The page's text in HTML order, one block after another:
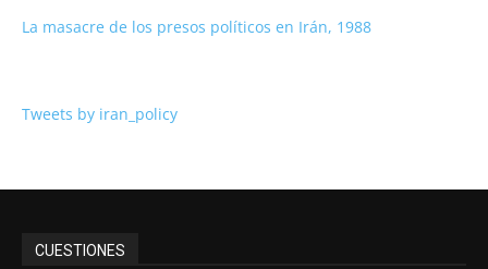
La masacre de los presos políticos en Irán, 1988
Tweets by iran_policy
CUESTIONES